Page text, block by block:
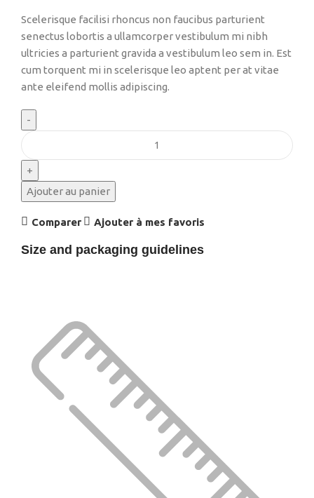
Scelerisque facilisi rhoncus non faucibus parturient
senectus lobortis a ullamcorper vestibulum mi nibh
ultricies a parturient gravida a vestibulum leo sem in. Est
cum torquent mi in scelerisque leo aptent per at vitae
ante eleifend mollis adipiscing.
Ajouter au panier
Comparer Ajouter à mes favoris
Size and packaging guidelines